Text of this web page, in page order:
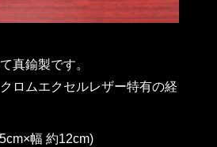
真鍮製です。
ロムエクセルレザー特有の経
幅 約12cm)